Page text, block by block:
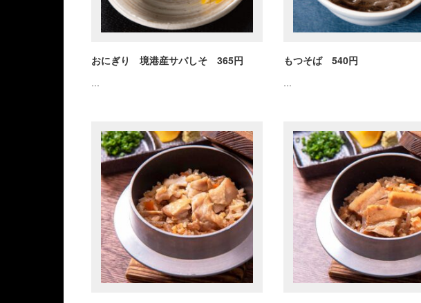
おにぎり 境港産サバしそ 365円
…
もつそば 540円
…